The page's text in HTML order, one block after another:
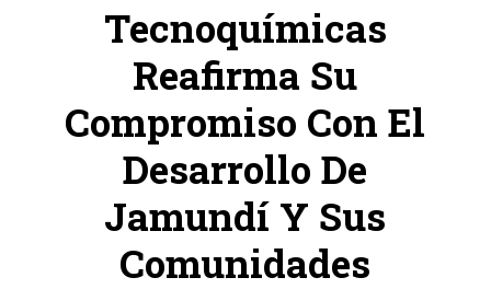
Tecnoquímicas
Reafirma Su
Compromiso Con El
Desarrollo De
Jamundí Y Sus
Comunidades